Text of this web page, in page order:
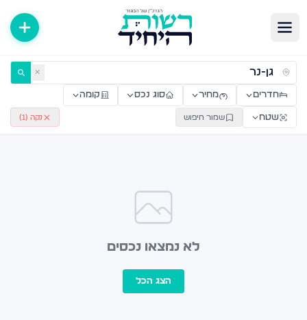
דירות למכירה ולהשכרה — רשות היחיד ✕
חדרים מחיר סוג נכס קומה
שטח שמור חיפוש נקה ( 1
)
לא נמצאו נכסים
הצג הכל